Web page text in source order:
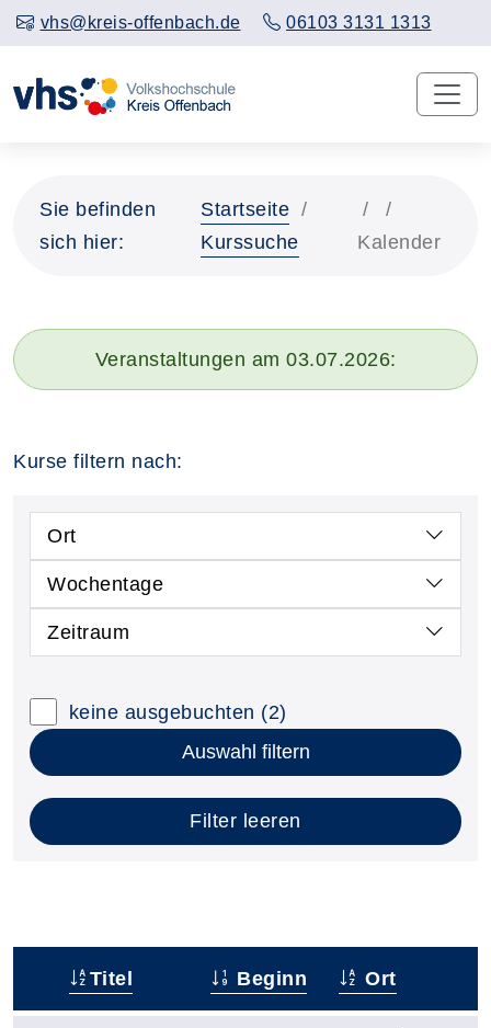
vhs@kreis-offenbach.de 06103 3131 1313
Sie befinden
sich hier:
Startseite
Kurssuche
Kalender
Veranstaltungen am 03.07.2026:
Kurse filtern nach:
Ort
Wochentage
Zeitraum
keine ausgebuchten (2)
Auswahl filtern
Filter leeren
Titel Beginn Ort